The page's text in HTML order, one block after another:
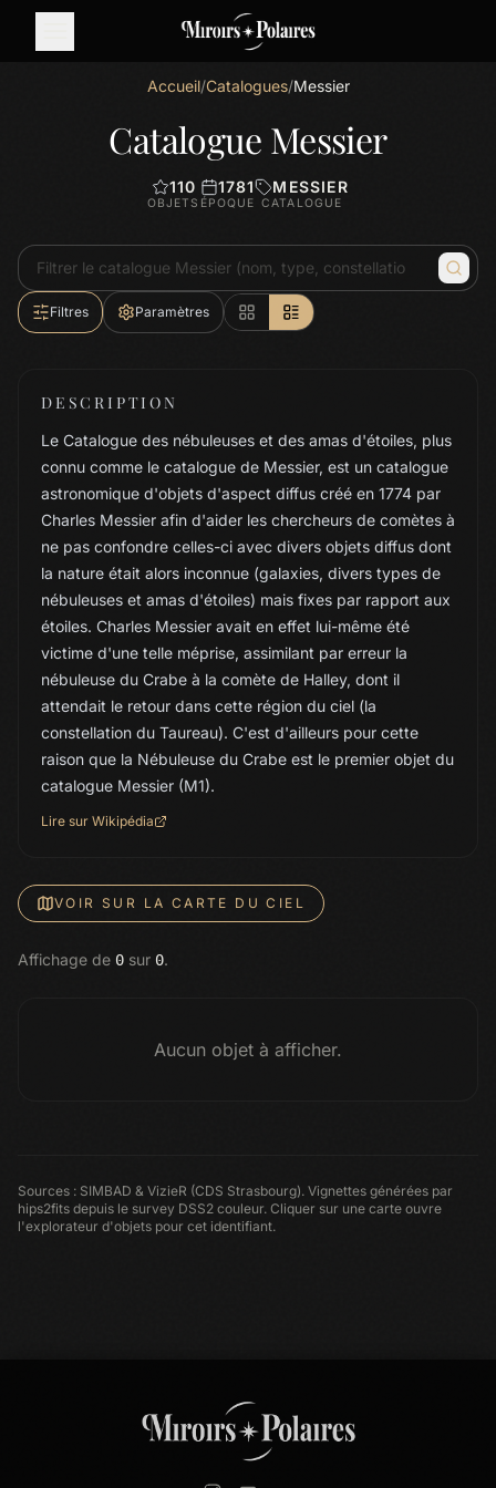
Accueil/Catalogues/Messier
Catalogue Messier
110
OBJETS
1781
ÉPOQUE
MESSIER
CATALOGUE
Filtres Paramètres
DESCRIPTION
Le Catalogue des nébuleuses et des amas d'étoiles, plus
connu comme le catalogue de Messier, est un catalogue
astronomique d'objets d'aspect diffus créé en 1774 par
Charles Messier afin d'aider les chercheurs de comètes à
ne pas confondre celles-ci avec divers objets diffus dont
la nature était alors inconnue (galaxies, divers types de
nébuleuses et amas d'étoiles) mais fixes par rapport aux
étoiles. Charles Messier avait en effet lui-même été
victime d'une telle méprise, assimilant par erreur la
nébuleuse du Crabe à la comète de Halley, dont il
attendait le retour dans cette région du ciel (la
constellation du Taureau). C'est d'ailleurs pour cette
raison que la Nébuleuse du Crabe est le premier objet du
catalogue Messier (M1).
Lire sur Wikipédia
VOIR SUR LA CARTE DU CIEL
Affichage de 0 sur 0.
Aucun objet à afficher.
Sources : SIMBAD & VizieR (CDS Strasbourg). Vignettes générées par
hips2fits depuis le survey DSS2 couleur. Cliquer sur une carte ouvre
l'explorateur d'objets pour cet identifiant.